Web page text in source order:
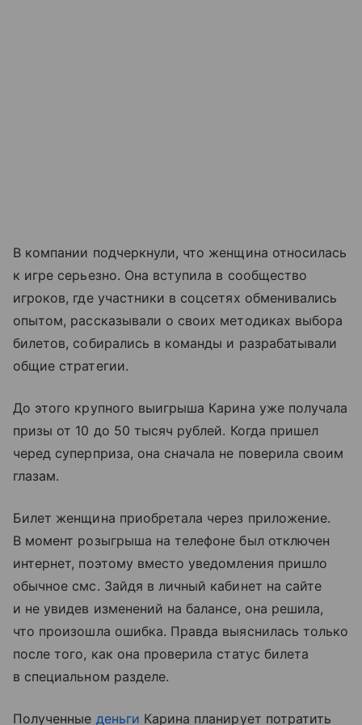
В компании подчеркнули, что женщина относилась
к игре серьезно. Она вступила в сообщество
игроков, где участники в соцсетях обменивались
опытом, рассказывали о своих методиках выбора
билетов, собирались в команды и разрабатывали
общие стратегии.
До этого крупного выигрыша Карина уже получала
призы от 10 до 50 тысяч рублей. Когда пришел
черед суперприза, она сначала не поверила своим
глазам.
Билет женщина приобретала через приложение.
В момент розыгрыша на телефоне был отключен
интернет, поэтому вместо уведомления пришло
обычное смс. Зайдя в личный кабинет на сайте
и не увидев изменений на балансе, она решила,
что произошла ошибка. Правда выяснилась только
после того, как она проверила статус билета
в специальном разделе.
Полученные деньги Карина планирует потратить